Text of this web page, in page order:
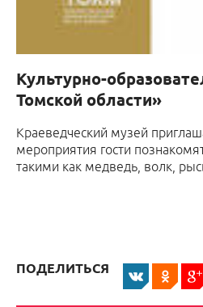
Культурно-
Томской области»
Краеведческий музей
мероприятия гости
такими как медведь, волк,
ПОДЕЛИТЬСЯ